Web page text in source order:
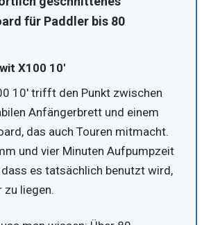
für Paddler bis 80
X100 10'
10' trifft den Punkt zwischen
Anfängerbrett und einem
das auch Touren mitmacht.
und vier Minuten Aufpumpzeit
es tatsächlich benutzt wird,
zu liegen.